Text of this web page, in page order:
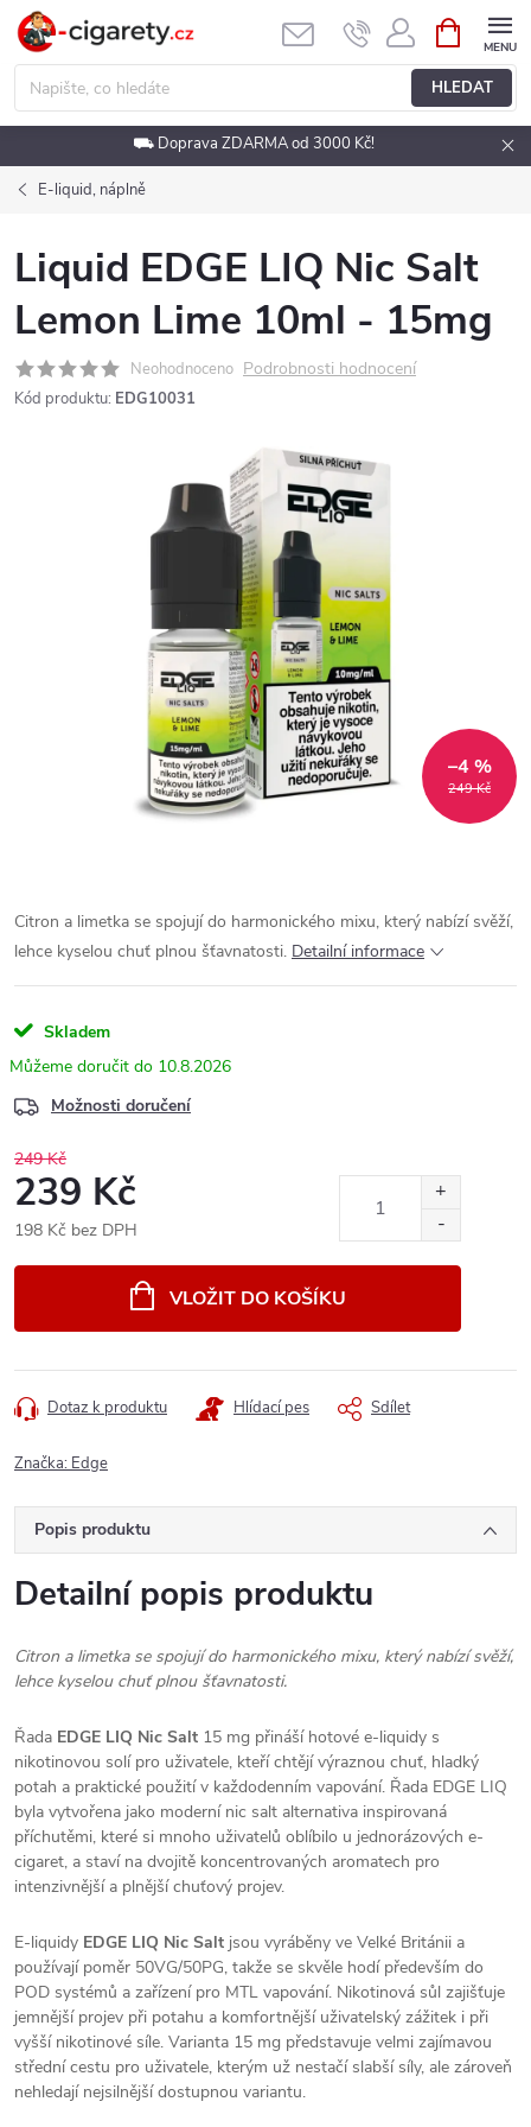
Přejít
obsah
HLEDAT
NÁKUPNÍ
KOŠÍK
⛟ Doprava ZDARMA od 3000 Kč!
E-liquid, náplně
Liquid EDGE LIQ Nic Salt
Lemon Lime 10ml - 15mg
Neohodnoceno Podrobnosti hodnocení
Kód produktu: EDG10031
249 Kč
–4 %
Citron a limetka se spojují do harmonického mixu, který nabízí svěží,
lehce kyselou chuť plnou šťavnatosti. Detailní informace
Skladem
10.8.2026
Možnosti doručení
249 Kč
239 Kč
198 Kč bez DPH
VLOŽIT DO KOŠÍKU
Dotaz k produktu Hlídací pes Sdílet
Značka: Edge
Popis produktu
Detailní popis produktu
Citron a limetka se spojují do harmonického mixu, který nabízí svěží,
lehce kyselou chuť plnou šťavnatosti.
Řada EDGE LIQ Nic Salt 15 mg přináší hotové e-liquidy s
nikotinovou solí pro uživatele, kteří chtějí výraznou chuť, hladký
potah a praktické použití v každodenním vapování. Řada EDGE LIQ
byla vytvořena jako moderní nic salt alternativa inspirovaná
příchutěmi, které si mnoho uživatelů oblíbilo u jednorázových e-
cigaret, a staví na dvojitě koncentrovaných aromatech pro
intenzivnější a plnější chuťový projev.
E-liquidy EDGE LIQ Nic Salt jsou vyráběny ve Velké Británii a
používají poměr 50VG/50PG, takže se skvěle hodí především do
POD systémů a zařízení pro MTL vapování. Nikotinová sůl zajišťuje
jemnější projev při potahu a komfortnější uživatelský zážitek i při
vyšší nikotinové síle. Varianta 15 mg představuje velmi zajímavou
střední cestu pro uživatele, kterým už nestačí slabší síly, ale zároveň
nehledají nejsilnější dostupnou variantu.